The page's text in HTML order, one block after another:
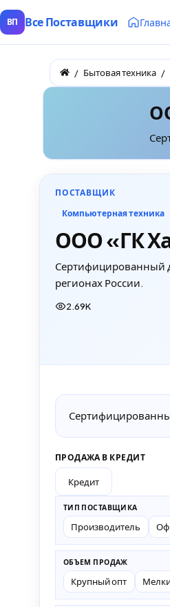
ВП Все Поставщики
Бытовая техника
ПОСТАВЩИК
Компьютерная техника
ООО «ГК
Сертифицированный
регионах России.
2.69K
ПРОДАЖА В КРЕДИТ
Кредит
ТИП ПОСТАВЩИКА
Производитель
ОБЪЕМ ПРОДАЖ
Крупный опт